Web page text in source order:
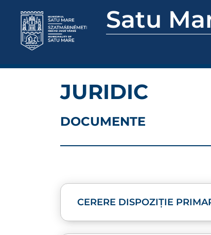
Satu
JURIDIC
DOCUMENTE
CERERE DISPOZIȚIE